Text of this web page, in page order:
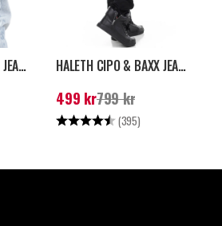
HALETH CIPO & BAXX JEANS - LYSEBLÅ
ud af 5 stjerner
HALETH CIPO & BAXX JEANS - SORT
Nuværende pris:
kr Tidligere pris:799 kr
499 kr799 kr
Vurdering: (395)